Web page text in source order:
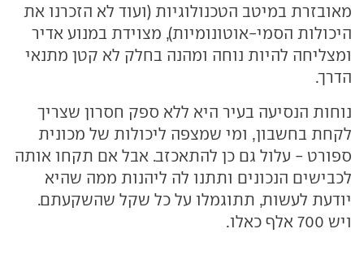
מאובזרת במיטב הטכנולוגיות (ועוד לא הזכרנו את
היכולות הסמי-אוטונומיות), מצוידת במנוע אדיר
ומצליחה להיות נוחה ומהנה בחלק לא קטן מתנאי
הדרך.
נוחות הנסיעה בעיר היא ללא ספק חסרון שצריך
לקחת בחשבון, ומי שמצפה ליכולות של מכונית
ספורט - עלול גם כן להתאכזב. אבל אם תקחו אותה
לכבישים הנכונים ותתנו לה ליהנות ממה שהיא
יודעת לעשות, תתוגמלו על כל שקל שהשקעתם.
ויש 700 אלף כאלו.